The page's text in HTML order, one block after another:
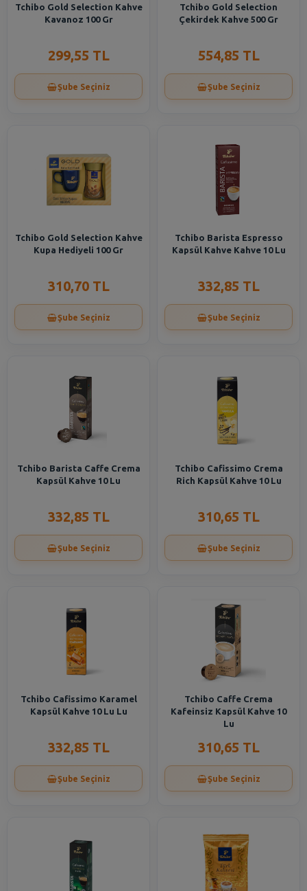
Tchibo Gold Selection Kahve
Kavanoz 100 Gr
299,55 TL
Şube Seçiniz
Tchibo Gold Selection
Çekirdek Kahve 500 Gr
554,85 TL
Şube Seçiniz
Tchibo Gold Selection Kahve
Kupa Hediyeli 100 Gr
310,70 TL
Şube Seçiniz
Tchibo Barista Espresso
Kapsül Kahve Kahve 10 Lu
332,85 TL
Şube Seçiniz
Tchibo Barista Caffe Crema
Kapsül Kahve 10 Lu
332,85 TL
Şube Seçiniz
Tchibo Cafissimo Crema
Rich Kapsül Kahve 10 Lu
310,65 TL
Şube Seçiniz
Tchibo Cafissimo Karamel
Kapsül Kahve 10 Lu Lu
332,85 TL
Şube Seçiniz
Tchibo Caffe Crema
Kafeinsiz Kapsül Kahve 10
Lu
310,65 TL
Şube Seçiniz